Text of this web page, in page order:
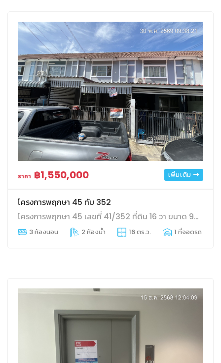
ราคา ฿1,550,000 เพิ่มเติม
โครงการพฤกษา 45 ทับ 352
โครงการพฤกษา 45 เลขที่ 41/352 ที่ดิน 16 วา ขนาด 92.5 ตร.ม. ตำบลบางแม่นาง อำเภอบางใหญ่ จังหวัดนนทบุรี
3 ห้องนอน 2 ห้องน้ำ 16 ตร.ว. 1 ที่จอดรถ